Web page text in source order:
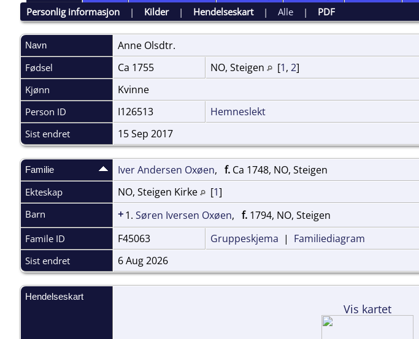
Personlig informasjon | Kilder| Hendelseskart|Alle | PDF
Navn Anne Olsdtr.
Fødsel Ca 1755 NO, Steigen [1, 2]
Kjønn Kvinne
Person ID I126513 Hemneslekt
Sist endret 15 Sep 2017
Familie Iver Andersen Oxøen, f. Ca 1748, NO, Steigen
Ekteskap NO, Steigen Kirke [1]
Barn +1. Søren Iversen Oxøen, f. 1794, NO, Steigen
Famile ID F45063 Gruppeskjema | Familiediagram
Sist endret 6 Aug 2026
Hendelseskart
Vis kartet